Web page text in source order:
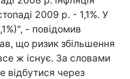
2009 р. - 1,1%. У
- повідомив
що ризик збільшення
ж існує. За словами
через